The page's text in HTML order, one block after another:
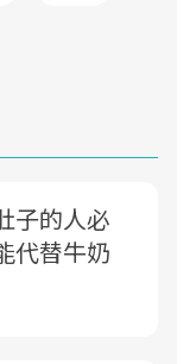
子的人必
代替牛奶